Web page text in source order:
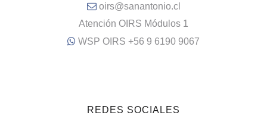
oirs@sanantonio.cl
Atención OIRS Módulos 1
WSP OIRS +56 9 6190 9067
REDES SOCIALES